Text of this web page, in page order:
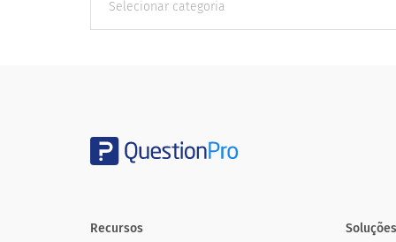
Categorias
Recursos